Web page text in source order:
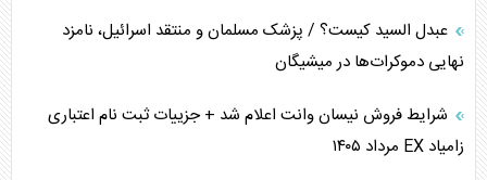
عبدل السید کیست؟ / پزشک مسلمان و منتقد اسرائیل، نامزد
نهایی دموکرات‌ها در میشیگان
شرایط فروش نیسان وانت اعلام شد + جزییات ثبت نام اعتباری
زامیاد EX مرداد ۱۴۰۵